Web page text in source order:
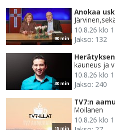
90 min
Anokaa
10.8.26 klo
Jakso: 132
30 min
kauneus ja
10.8.26 klo
Jakso: 240
15 min
TV7:n
Moilanen
10.8.26 klo